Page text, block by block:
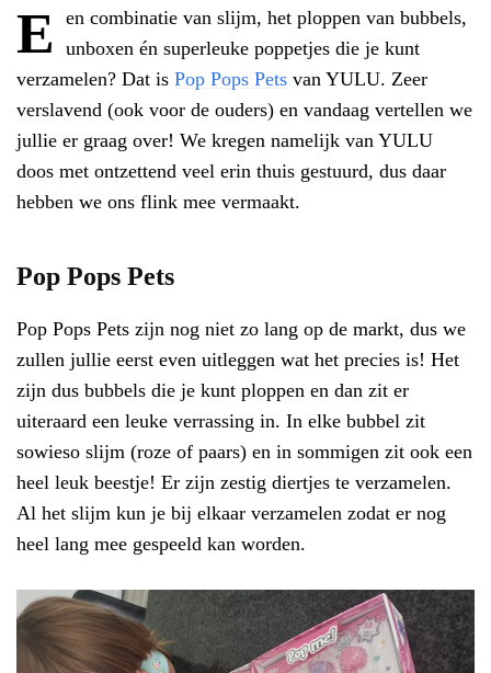
E
en combinatie van slijm, het ploppen van bubbels,
unboxen én superleuke poppetjes die je kunt
verzamelen? Dat is Pop Pops Pets van YULU. Zeer
verslavend (ook voor de ouders) en vandaag vertellen we
jullie er graag over! We kregen namelijk van YULU
doos met ontzettend veel erin thuis gestuurd, dus daar
hebben we ons flink mee vermaakt.
Pop Pops Pets
Pop Pops Pets zijn nog niet zo lang op de markt, dus we
zullen jullie eerst even uitleggen wat het precies is! Het
zijn dus bubbels die je kunt ploppen en dan zit er
uiteraard een leuke verrassing in. In elke bubbel zit
sowieso slijm (roze of paars) en in sommigen zit ook een
heel leuk beestje! Er zijn zestig diertjes te verzamelen.
Al het slijm kun je bij elkaar verzamelen zodat er nog
heel lang mee gespeeld kan worden.